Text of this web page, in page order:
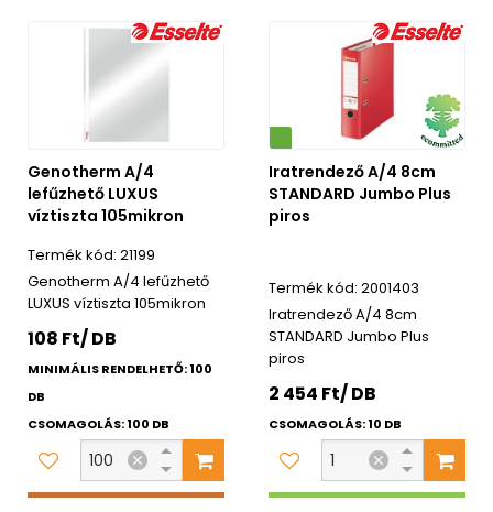
Genotherm A/4
lefűzhető LUXUS
víztiszta 105mikron
21199
Genotherm A/4 lefűzhető
LUXUS víztiszta 105mikron
108 Ft/ DB
MINIMÁLIS RENDELHETŐ: 100
DB
CSOMAGOLÁS: 100 DB
Iratrendező A/4 8cm
STANDARD Jumbo Plus
piros
2001403
Iratrendező A/4 8cm
STANDARD Jumbo Plus
piros
2 454 Ft/ DB
CSOMAGOLÁS: 10 DB